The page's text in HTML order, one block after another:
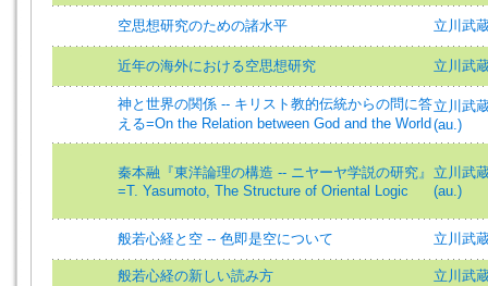
空思想研究のための諸水平 立川武
近年の海外における空思想研究 立川武
神と世界の関係 -- キリスト教的伝統からの問に答
える=On the Relation between God and the World
立川武
(au.)
秦本融『東洋論理の構造 -- ニヤーヤ学説の研究』
=T. Yasumoto, The Structure of Oriental Logic
立川武
(au.)
般若心経と空 -- 色即是空について 立川武
般若心経の新しい読み方 立川武